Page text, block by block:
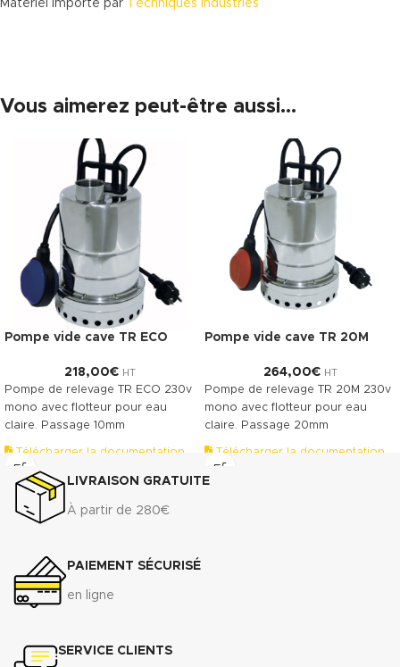
Matériel importé par Techniques Industries
Vous aimerez peut-être aussi…
Pompe vide cave TR ECO
218,00€ HT
Pompe de relevage TR ECO 230v
mono avec flotteur pour eau
claire. Passage 10mm
Télécharger la documentation
(.pdf)
Pompe vide cave TR 20M
264,00€ HT
Pompe de relevage TR 20M 230v
mono avec flotteur pour eau
claire. Passage 20mm
Télécharger la documentation
(.pdf)
LIVRAISON GRATUITE
À partir de 280€
PAIEMENT SÉCURISÉ
en ligne
SERVICE CLIENTS